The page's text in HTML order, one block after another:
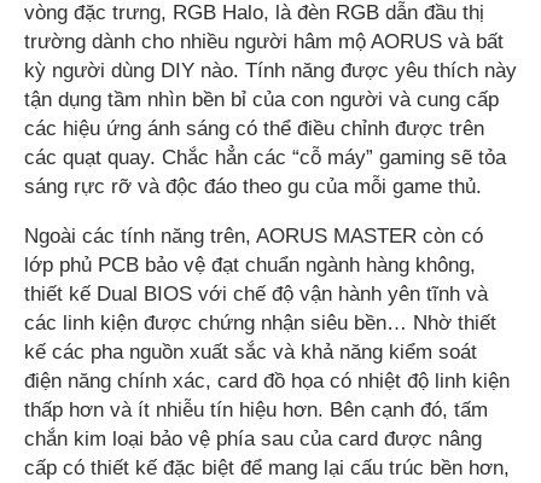
vòng đặc trưng, RGB Halo, là đèn RGB dẫn đầu thị
trường dành cho nhiều người hâm mộ AORUS và bất
kỳ người dùng DIY nào. Tính năng được yêu thích này
tận dụng tầm nhìn bền bỉ của con người và cung cấp
các hiệu ứng ánh sáng có thể điều chỉnh được trên
các quạt quay. Chắc hẳn các “cỗ máy” gaming sẽ tỏa
sáng rực rỡ và độc đáo theo gu của mỗi game thủ.
Ngoài các tính năng trên, AORUS MASTER còn có
lớp phủ PCB bảo vệ đạt chuẩn ngành hàng không,
thiết kế Dual BIOS với chế độ vận hành yên tĩnh và
các linh kiện được chứng nhận siêu bền… Nhờ thiết
kế các pha nguồn xuất sắc và khả năng kiểm soát
điện năng chính xác, card đồ họa có nhiệt độ linh kiện
thấp hơn và ít nhiễu tín hiệu hơn. Bên cạnh đó, tấm
chắn kim loại bảo vệ phía sau của card được nâng
cấp có thiết kế đặc biệt để mang lại cấu trúc bền hơn,